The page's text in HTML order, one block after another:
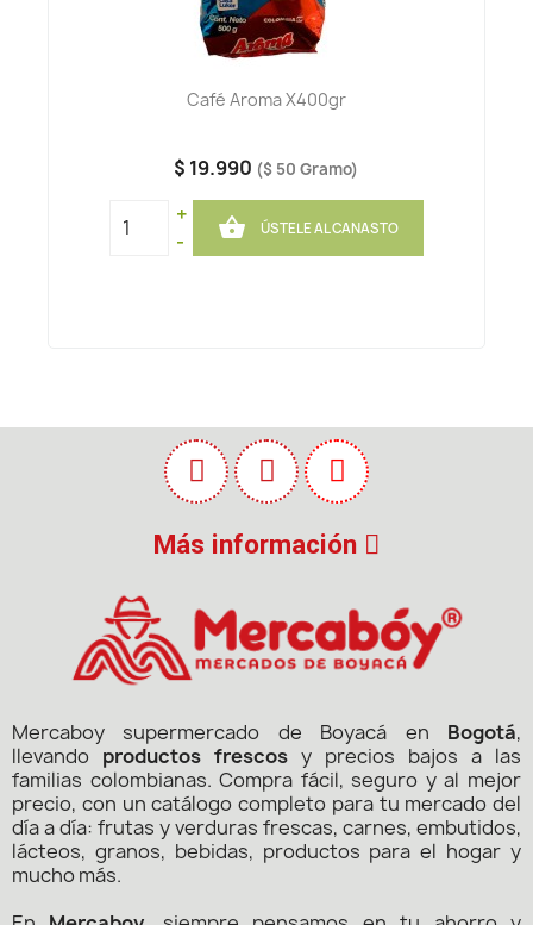
Café Aroma X400gr
$ 19.990 ($ 50 Gramo)
+
-
 ÚSTELE AL CANASTO
Más información
Mercaboy supermercado de Boyacá en Bogotá,
llevando productos frescos y precios bajos a las
familias colombianas. Compra fácil, seguro y al mejor
precio, con un catálogo completo para tu mercado del
día a día: frutas y verduras frescas, carnes, embutidos,
lácteos, granos, bebidas, productos para el hogar y
mucho más.